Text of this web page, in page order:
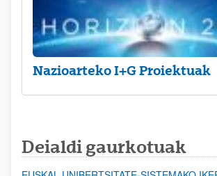
Nazioarteko I+G Proiektuak
Deialdi gaurkotuak